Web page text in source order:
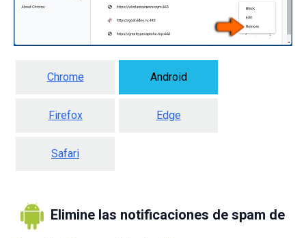
Chrome Android
Firefox Edge
Safari
Elimine las notificaciones de spam de